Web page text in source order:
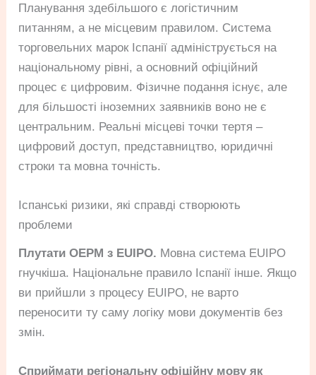
Планування здебільшого є логістичним
питанням, а не місцевим правилом. Система
торговельних марок Іспанії адмініструється на
національному рівні, а основний офіційний
процес є цифровим. Фізичне подання існує, але
для більшості іноземних заявників воно не є
центральним. Реальні місцеві точки тертя –
цифровий доступ, представництво, юридичні
строки та мовна точність.
Іспанські ризики, які справді створюють
проблеми
Плутати OEPM з EUIPO. Мовна система EUIPO
гнучкіша. Національне правило Іспанії інше. Якщо
ви прийшли з процесу EUIPO, не варто
переносити ту саму логіку мови документів без
змін.
Сприймати регіональну офіційну мову як